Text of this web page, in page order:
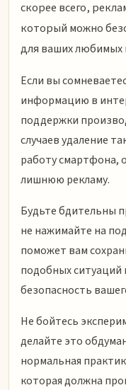
скорее всего,
который можно
для ваших любимых
Если вы
информацию в
поддержки
случаев удаление
работу смартфона,
лишнюю рекламу.
Будьте бдительны
не нажимайте на
поможет вам
подобных
безопасность
Не бойтесь
делайте это
нормальная
которая должна